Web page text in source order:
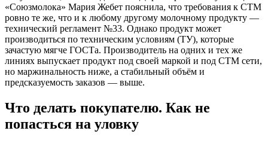
«Союзмолока» Мария Жебет пояснила, что требования к СТМ
ровно те же, что и к любому другому молочному продукту —
технический регламент №33. Однако продукт может
производиться по техническим условиям (ТУ), которые
зачастую мягче ГОСТа. Производитель на одних и тех же
линиях выпускает продукт под своей маркой и под СТМ сети,
но маржинальность ниже, а стабильный объём и
предсказуемость заказов — выше.
Что делать покупателю. Как не
попасться на уловку